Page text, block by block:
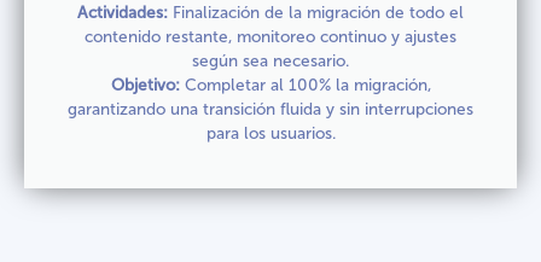
Actividades: Finalización de la migración de todo el
contenido restante, monitoreo continuo y ajustes
según sea necesario.
Objetivo:Completar al 100% la migración,
garantizando una transición fluida y sin interrupciones
para los usuarios.